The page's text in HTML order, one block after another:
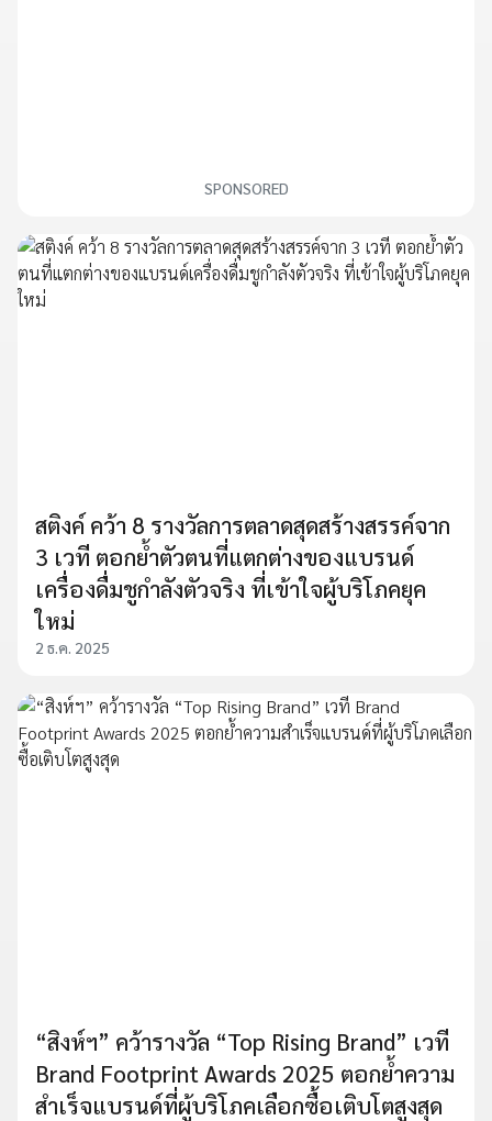
SPONSORED
สติงค์ คว้า 8 รางวัลการตลาดสุดสร้างสรรค์จาก
3 เวที ตอกย้ำตัวตนที่แตกต่างของแบรนด์
เครื่องดื่มชูกำลังตัวจริง ที่เข้าใจผู้บริโภคยุค
ใหม่
2 ธ.ค. 2025
“สิงห์ฯ” คว้ารางวัล “Top Rising Brand” เวที
Brand Footprint Awards 2025 ตอกย้ำความ
สำเร็จแบรนด์ที่ผู้บริโภคเลือกซื้อเติบโตสูงสุด